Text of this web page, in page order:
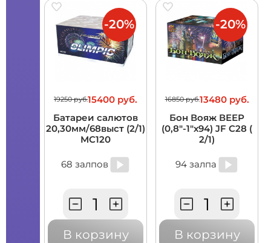
19250 руб.15400 руб.
Батареи салютов
20,30мм/68выст (2/1)
MC120
68 залпов
В корзину
-20%
16850 руб.13480 руб.
Бон Вояж ВЕЕР
(0,8"-1"х94) JF C28 (
2/1)
94 залпа
В корзину
-20%